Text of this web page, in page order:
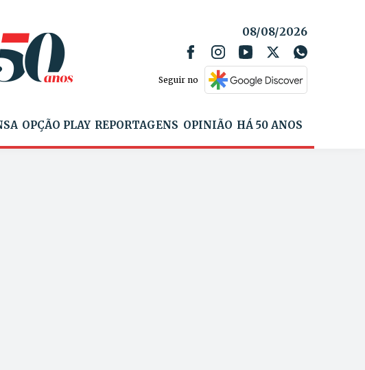
08/08/2026
Seguir no
OPÇÃO PLAY REPORTAGENS OPINIÃO HÁ 50 ANOS